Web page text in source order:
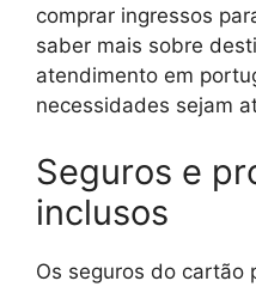
comprar ingressos
saber mais sobre
atendimento em
necessidades sejam
Seguros e
inclusos
Os seguros do cartão